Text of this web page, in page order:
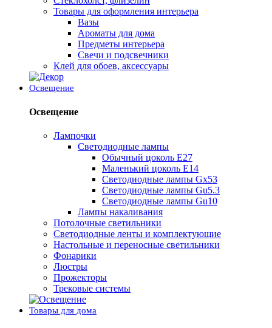
Товары для оформления интерьера
Вазы
Ароматы для дома
Предметы интерьера
Свечи и подсвечники
Клей для обоев, аксессуары
Освещение
Освещение
Лампочки
Светодиодные лампы
Обычный цоколь Е27
Маленький цоколь Е14
Светодиодные лампы Gx53
Светодиодные лампы Gu5.3
Светодиодные лампы Gu10
Лампы накаливания
Потолочные светильники
Светодиодные ленты и комплектующие
Настольные и переносные светильники
Фонарики
Люстры
Прожекторы
Трековые системы
Товары для дома